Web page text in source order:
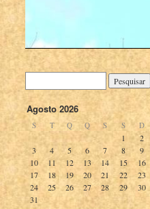
Agosto 2026
S T Q Q S S D
1
2
3
4 5 6 7 8
9
10
11 12 13 14 15
16
17
18 19 20 21 22
23
24
25 26 27 28 29
30
31